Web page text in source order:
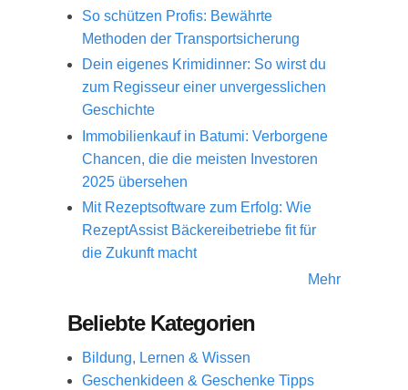
So schützen Profis: Bewährte
Methoden der Transportsicherung
Dein eigenes Krimidinner: So wirst du
zum Regisseur einer unvergesslichen
Geschichte
Immobilienkauf in Batumi: Verborgene
Chancen, die die meisten Investoren
2025 übersehen
Mit Rezeptsoftware zum Erfolg: Wie
RezeptAssist Bäckereibetriebe fit für
die Zukunft macht
Mehr
Beliebte Kategorien
Bildung, Lernen & Wissen
Geschenkideen & Geschenke Tipps